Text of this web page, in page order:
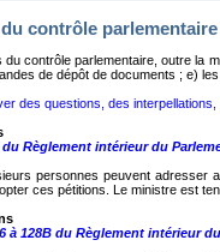
contrôle parlementaire
du contrôle parlementaire, outre la
de dépôt de documents ; e)
des questions, des
du Règlement intérieur du
personnes peuvent adresser
ces pétitions. Le ministre est
à 128B du Règlement intérieur